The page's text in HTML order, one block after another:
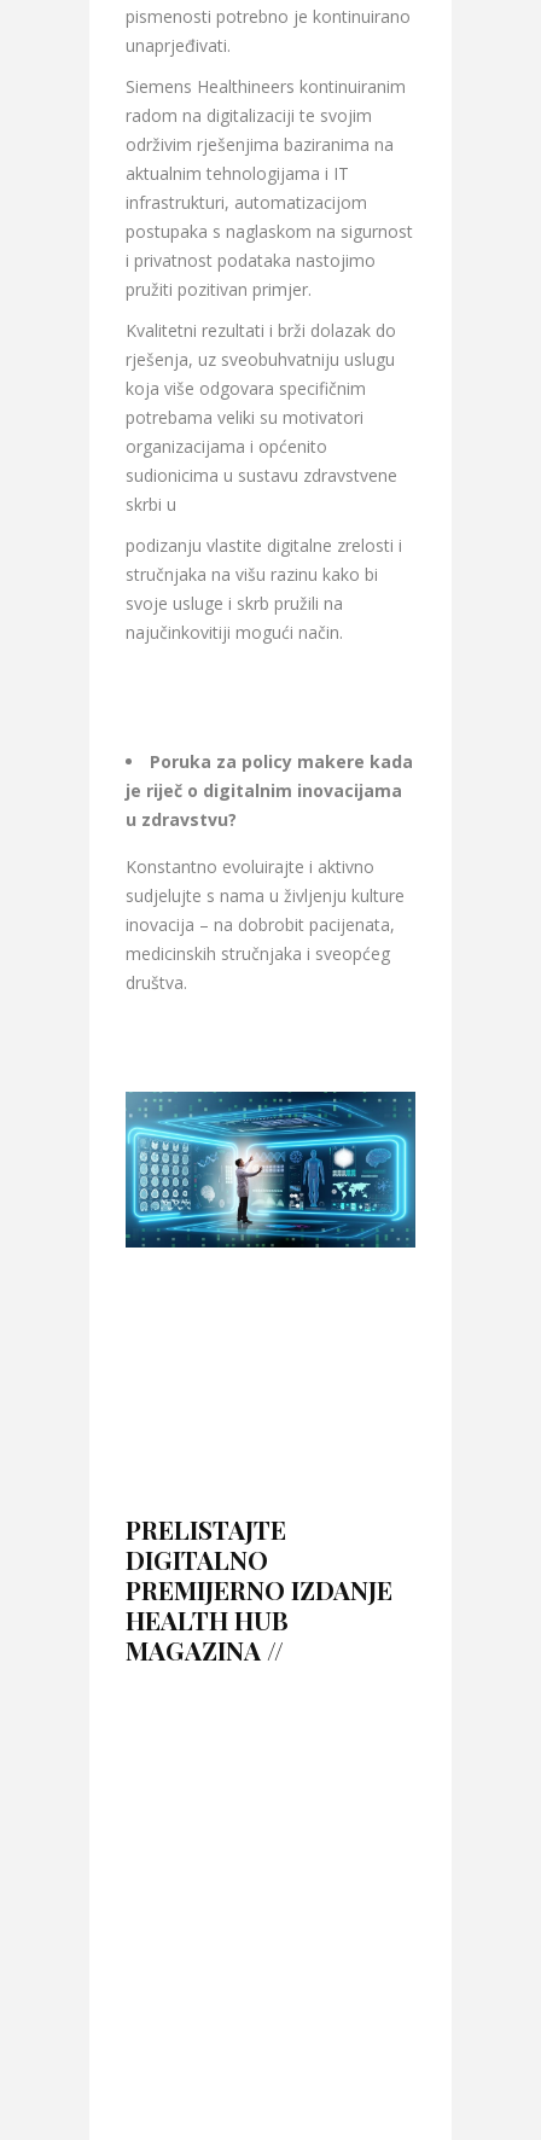
pismenosti potrebno je kontinuirano
unaprjeđivati.
Siemens Healthineers kontinuiranim
radom na digitalizaciji te svojim
održivim rješenjima baziranima na
aktualnim tehnologijama i IT
infrastrukturi, automatizacijom
postupaka s naglaskom na sigurnost
i privatnost podataka nastojimo
pružiti pozitivan primjer.
Kvalitetni rezultati i brži dolazak do
rješenja, uz sveobuhvatniju uslugu
koja više odgovara specifičnim
potrebama veliki su motivatori
organizacijama i općenito
sudionicima u sustavu zdravstvene
skrbi u
podizanju vlastite digitalne zrelosti i
stručnjaka na višu razinu kako bi
svoje usluge i skrb pružili na
najučinkovitiji mogući način.
Poruka za policy makere kada
je riječ o digitalnim inovacijama
u zdravstvu?
Konstantno evoluirajte i aktivno
sudjelujte s nama u življenju kulture
inovacija – na dobrobit pacijenata,
medicinskih stručnjaka i sveopćeg
društva.
PRELISTAJTE
DIGITALNO
PREMIJERNO IZDANJE
HEALTH HUB
MAGAZINA //